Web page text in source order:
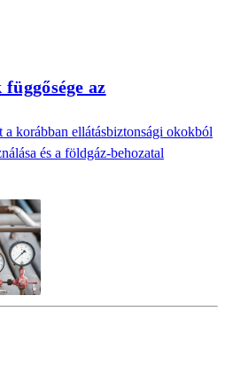
az
korábban ellátásbiztonsági okokból
és a földgáz-behozatal